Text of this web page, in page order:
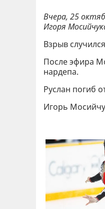
Вчера, 25
Игоря
Взрыв
После эфира
нардепа.
Руслан погиб
Игорь